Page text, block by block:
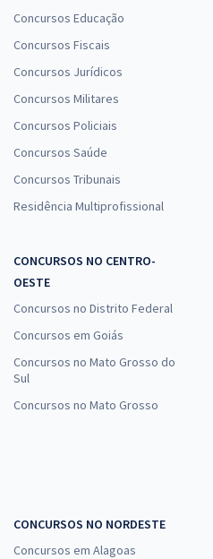
Concursos Educação
Concursos Fiscais
Concursos Jurídicos
Concursos Militares
Concursos Policiais
Concursos Saúde
Concursos Tribunais
Residência Multiprofissional
CONCURSOS NO CENTRO-
OESTE
Concursos no Distrito Federal
Concursos em Goiás
Concursos no Mato Grosso do
Sul
Concursos no Mato Grosso
CONCURSOS NO NORDESTE
Concursos em Alagoas